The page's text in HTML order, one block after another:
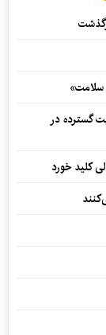
گسترده در
کلید خورد